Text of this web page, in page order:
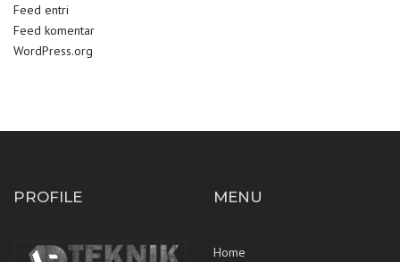
Feed entri
Feed komentar
WordPress.org
PROFILE MENU
Home